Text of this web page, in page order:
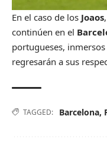
En el caso de los Joaos
continúen en el
portugueses,
regresarán a sus
TAGGED: Barcelona,